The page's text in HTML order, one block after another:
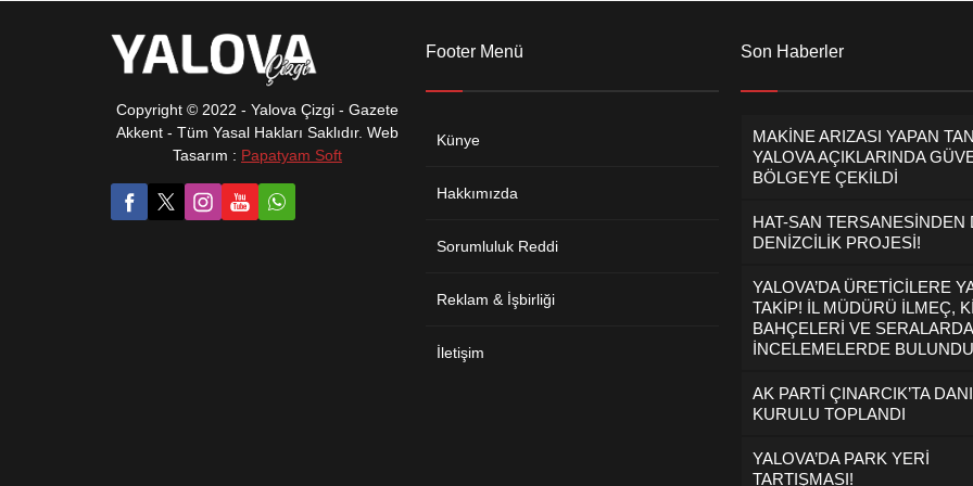
Copyright © 2022 - Yalova Çizgi - Gazete
Akkent - Tüm Yasal Hakları Saklıdır. Web
Tasarım : Papatyam Soft
Footer Menü
Künye
Hakkımızda
Sorumluluk Reddi
Reklam & İşbirliği
İletişim
Son Haberler
MAKİNE ARIZASI YAPAN
YALOVA AÇIKLARINDA
BÖLGEYE ÇEKİLDİ
HAT-SAN TERSANESİNDEN
DENİZCİLİK PROJESİ!
YALOVA’DA ÜRETİCİLERE
TAKİP! İL MÜDÜRÜ İLMEÇ,
BAHÇELERİ VE SERALARDA
İNCELEMELERDE BULUNDU
AK PARTİ ÇINARCIK’TA
KURULU TOPLANDI
YALOVA’DA PARK YERİ
TARTIŞMASI!